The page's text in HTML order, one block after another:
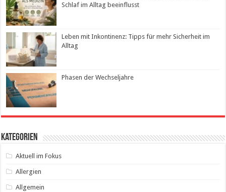
Schlaf im Alltag beeinflusst
Leben mit Inkontinenz: Tipps für mehr Sicherheit im
Alltag
Phasen der Wechseljahre
Kategorien
Aktuell im Fokus
Allergien
Allgemein